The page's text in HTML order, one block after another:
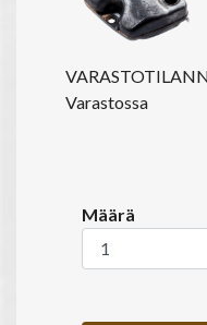
Varastossa
Määrä